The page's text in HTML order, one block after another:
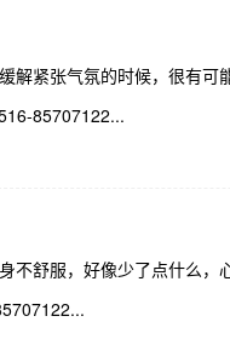
解紧张气氛的时候，很有可
85707122...
不舒服，好像少了点什么，